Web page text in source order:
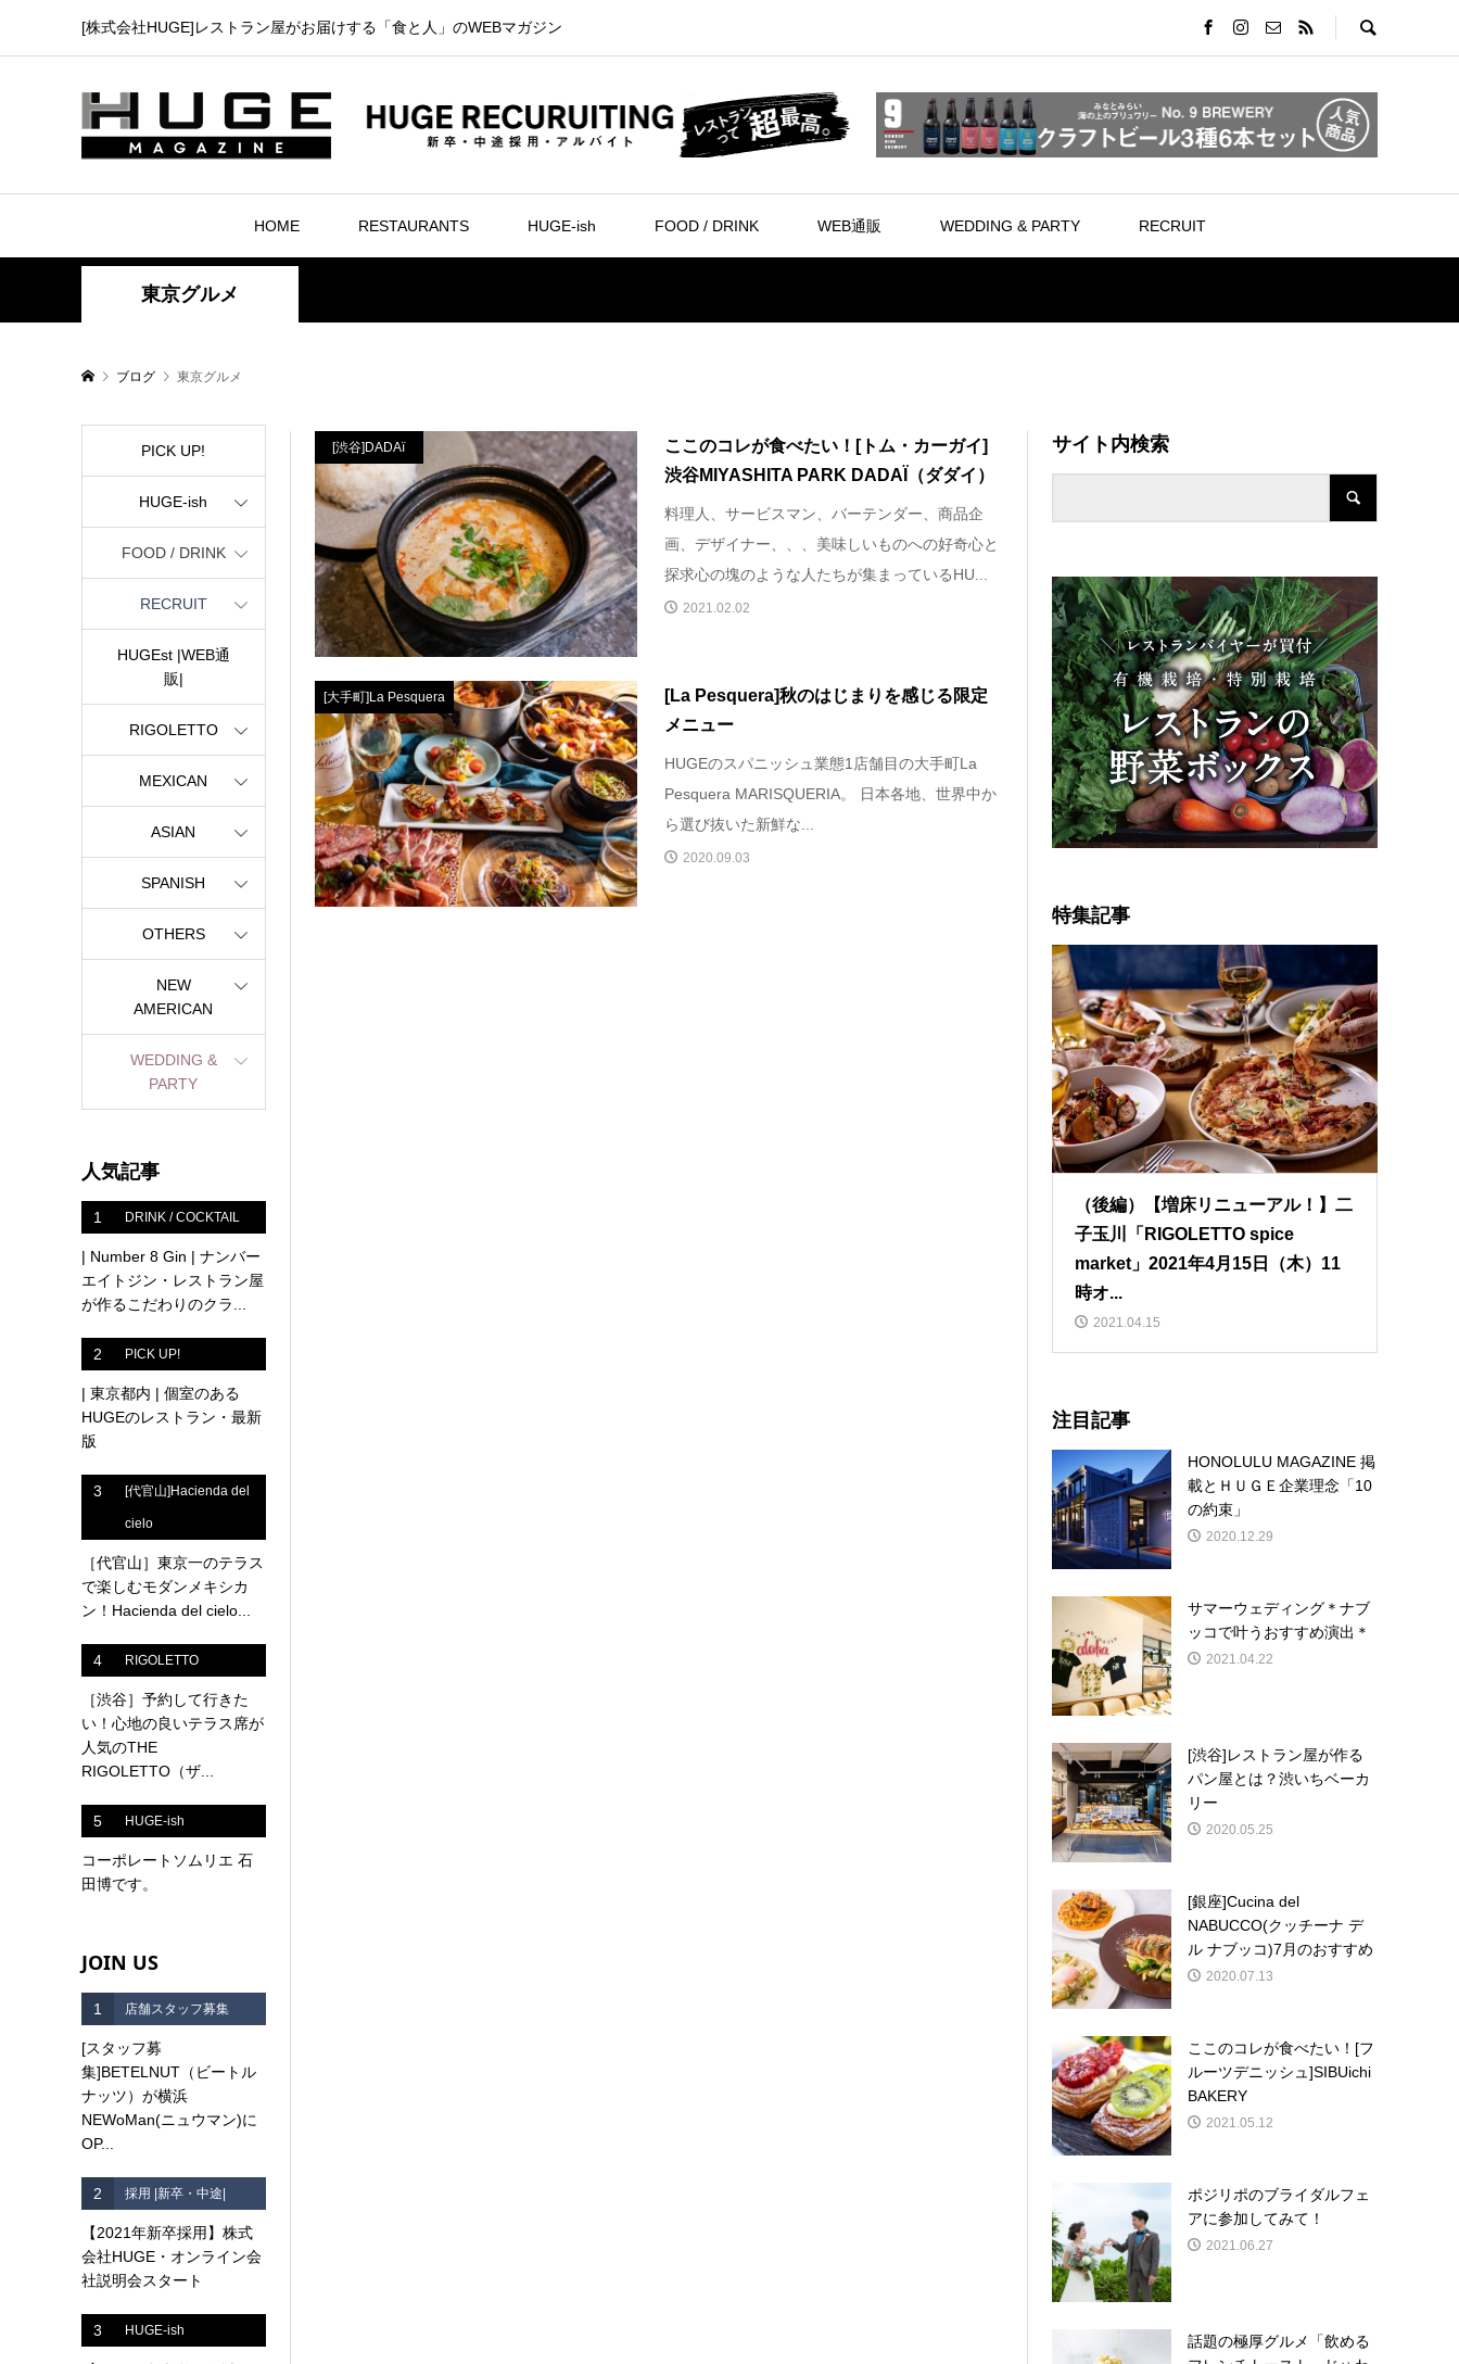
[株式会社HUGE]レストラン屋がお届けする「食と人」のWEBマガジン
HOME RESTAURANTS HUGE-ish FOOD / DRINK WEB通販 WEDDING & PARTY RECRUIT
東京グルメ
ブログ 東京グルメ
[渋谷]DADAï
ここのコレが食べたい！[トム・カーガイ]
渋谷MIYASHITA PARK DADAÏ（ダダイ）
料理人、サービスマン、バーテンダー、商品企
画、デザイナー、、、美味しいものへの好奇心と
探求心の塊のような人たちが集まっているHU...
2021.02.02
[大手町]La Pesquera
[La Pesquera]秋のはじまりを感じる限定
メニュー
HUGEのスパニッシュ業態1店舗目の大手町La
Pesquera MARISQUERIA。 日本各地、世界中か
ら選び抜いた新鮮な...
2020.09.03
PICK UP!
HUGE-ish
FOOD / DRINK
RECRUIT
HUGEst |WEB通
販|
RIGOLETTO
MEXICAN
ASIAN
SPANISH
OTHERS
NEW
AMERICAN
WEDDING &
PARTY
人気記事
1 DRINK / COCKTAIL
| Number 8 Gin | ナンバー
エイトジン・レストラン屋
が作るこだわりのクラ...
2 PICK UP!
| 東京都内 | 個室のある
HUGEのレストラン・最新
版
3 [代官山]Hacienda del
cielo
［代官山］東京一のテラス
で楽しむモダンメキシカ
ン！Hacienda del cielo...
4 RIGOLETTO
［渋谷］予約して行きた
い！心地の良いテラス席が
人気のTHE
RIGOLETTO（ザ...
5 HUGE-ish
コーポレートソムリエ 石
田博です。
JOIN US
1 店舗スタッフ募集
[スタッフ募
集]BETELNUT（ビートル
ナッツ）が横浜
NEWoMan(ニュウマン)に
OP...
2 採用 |新卒・中途|
【2021年新卒採用】株式
会社HUGE・オンライン会
社説明会スタート
3 HUGE-ish
サイト内検索
特集記事
（後編）【増床リニューアル！】二
子玉川「RIGOLETTO spice
market」2021年4月15日（木）11
時オ...
2021.04.15
注目記事
HONOLULU MAGAZINE 掲
載とＨＵＧＥ企業理念「10
の約束」
2020.12.29
サマーウェディング＊ナブ
ッコで叶うおすすめ演出＊
2021.04.22
[渋谷]レストラン屋が作る
パン屋とは？渋いちベーカ
リー
2020.05.25
[銀座]Cucina del
NABUCCO(クッチーナ デ
ル ナブッコ)7月のおすすめ
2020.07.13
ここのコレが食べたい！[フ
ルーツデニッシュ]SIBUichi
BAKERY
2021.05.12
ポジリポのブライダルフェ
アに参加してみて！
2021.06.27
話題の極厚グルメ「飲める